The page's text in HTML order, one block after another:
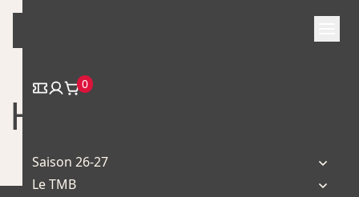
Skip
content
0
Saison 26-27
Le TMB
Histoire d’Eux